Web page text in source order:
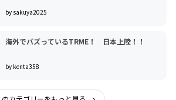
by sakuya2025
海外でバズっているTRME！ 日本上陸！！
by kenta358